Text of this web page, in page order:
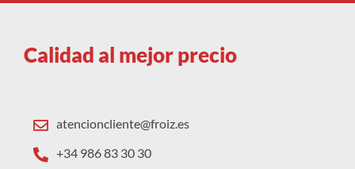
Calidad al mejor precio
atencioncliente@froiz.es
+34 986 83 30 30